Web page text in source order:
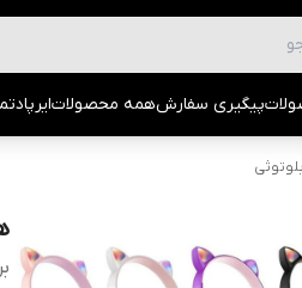
پیگیری سفارشهمه محصولاتایرپاد